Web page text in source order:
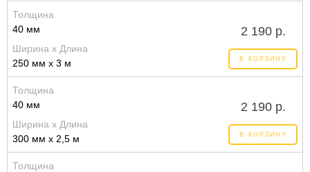
Толщина
40 мм
Ширина x Длина
250 мм x 3 м
2 190 р.
В КОРЗИНУ
Толщина
40 мм
Ширина x Длина
300 мм x 2,5 м
2 190 р.
В КОРЗИНУ
Толщина